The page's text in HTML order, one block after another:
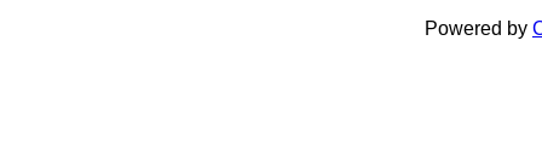
Powered by